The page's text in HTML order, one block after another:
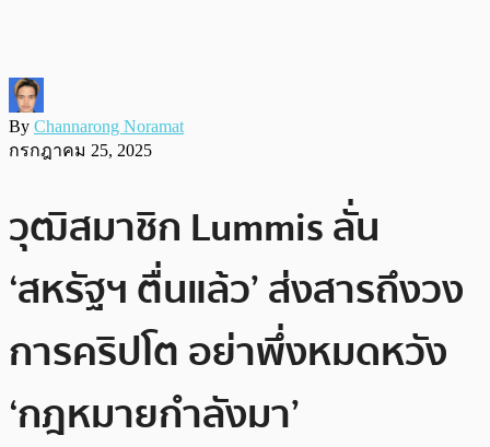
By Channarong Noramat
กรกฎาคม 25, 2025
วุฒิสมาชิก Lummis ลั่น
‘สหรัฐฯ ตื่นแล้ว’ ส่งสารถึงวง
การคริปโต อย่าพึ่งหมดหวัง
‘กฎหมายกำลังมา’